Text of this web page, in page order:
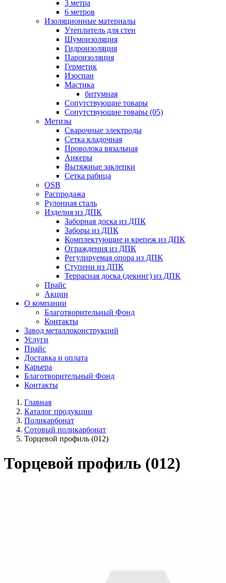
3 метра
6 метров
Изоляционные материалы
Утеплитель для стен
Шумоизоляция
Гидроизоляция
Пароизоляция
Герметик
Изоспан
Мастика
битумная
Сопутствующие товары
Сопутствующие товары (05)
Метизы
Сварочные электроды
Сетка кладочная
Проволока вязальная
Анкеры
Вытяжные заклепки
Сетка рабица
OSB
Распродажа
Рулонная сталь
Изделия из ДПК
Заборная доска из ДПК
Заборы из ДПК
Комплектующие и крепеж из ДПК
Ограждения из ДПК
Регулируемая опора из ДПК
Ступени из ДПК
Террасная доска (декинг) из ДПК
Прайс
Акции
О компании
Благотворительный Фонд
Контакты
Завод металлоконструкций
Услуги
Прайс
Доставка и оплата
Карьера
Благотворительный Фонд
Контакты
Главная
Каталог продукции
Поликарбонат
Сотовый поликарбонат
Торцевой профиль (012)
Торцевой профиль (012)